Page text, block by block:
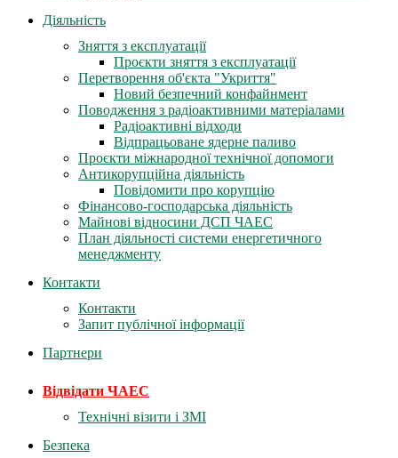
Діяльність
Зняття з експлуатації
Проєкти зняття з експлуатації
Перетворення об'єкта "Укриття"
Новий безпечний конфайнмент
Поводження з радіоактивними матеріалами
Радіоактивні відходи
Відпрацьоване ядерне паливо
Проєкти міжнародної технічної допомоги
Антикорупційна діяльність
Повідомити про корупцію
Фінансово-господарська діяльність
Майнові відносини ДСП ЧАЕС
План діяльності системи енергетичного
менеджменту
Контакти
Контакти
Запит публічної інформації
Партнери
Відвідати ЧАЕС
Технічні візити і ЗМІ
Безпека